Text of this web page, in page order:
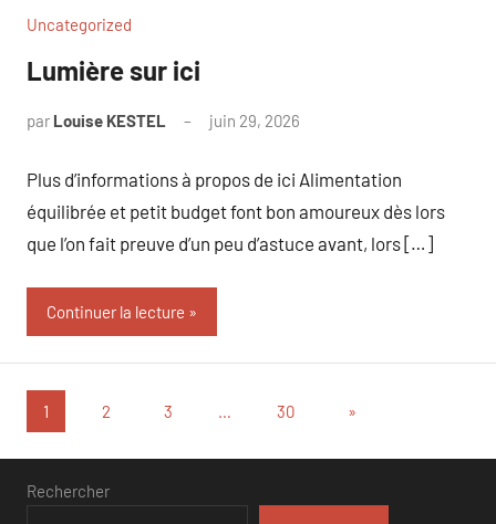
Uncategorized
Lumière sur ici
par Louise KESTEL juin 29, 2026
Plus d’informations à propos de ici Alimentation
équilibrée et petit budget font bon amoureux dès lors
que l’on fait preuve d’un peu d’astuce avant, lors […]
Continuer la lecture
Pagination
des
publications
1 2 3 … 30
Articles
»
Rechercher